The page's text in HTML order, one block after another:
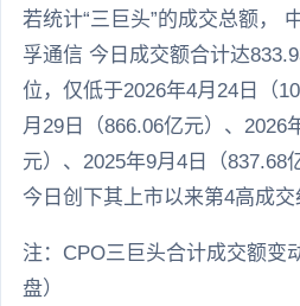
若统计“三巨头”的成交总额，
孚通信 今日成交额合计达
位，仅低于2026年4月24日（
月29日（866.06亿元）、2026
元）、2025年9月4日（837.68
今日创下其上市以来第4高成交
注：CPO三巨头合计成交额变
盘）